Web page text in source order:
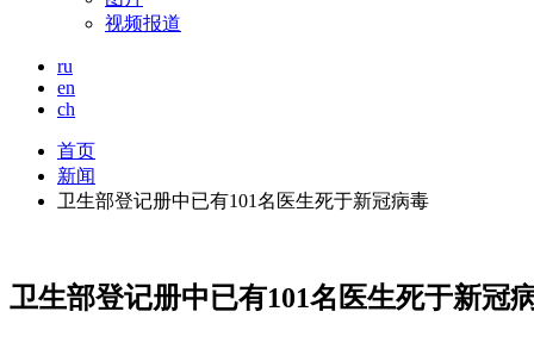
视频报道
ru
en
ch
首页
新闻
卫生部登记册中已有101名医生死于新冠病毒
卫生部登记册中已有101名医生死于新冠